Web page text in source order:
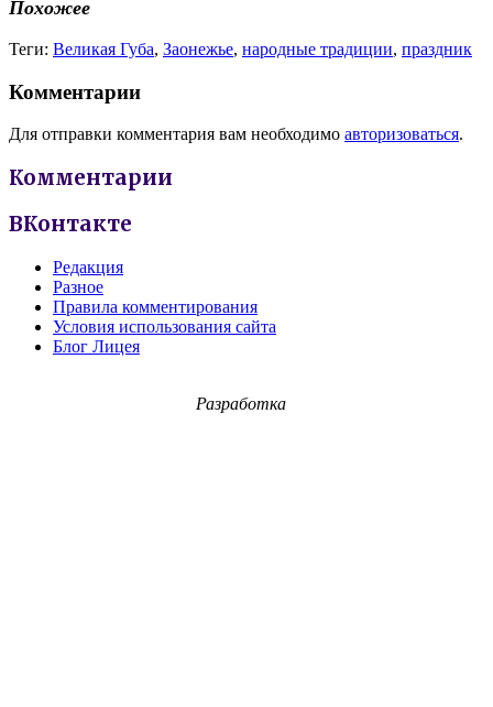
Похожее
Теги: Великая Губа, Заонежье, народные традиции, праздник
Комментарии
Для отправки комментария вам необходимо авторизоваться.
Комментарии
ВКонтакте
Редакция
Разное
Правила комментирования
Условия использования сайта
Блог Лицея
Разработка